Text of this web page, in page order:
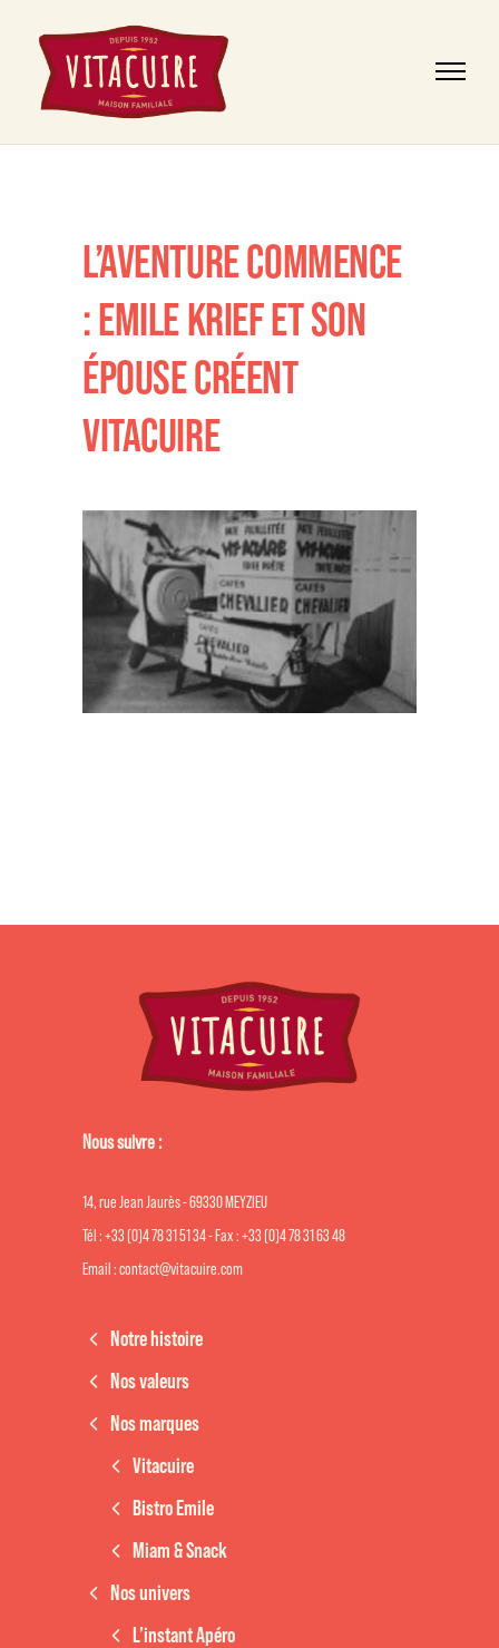
L’AVENTURE COMMENCE
: EMILE KRIEF ET SON
ÉPOUSE CRÉENT
VITACUIRE
Nous suivre :
14, rue Jean Jaurès - 69330 MEYZIEU
Tél : +33 (0)4 78 31 51 34 - Fax : +33 (0)4 78 31 63 48
Email : contact@vitacuire.com
Notre histoire
Nos valeurs
Nos marques
Vitacuire
Bistro Emile
Miam & Snack
Nos univers
L’instant Apéro